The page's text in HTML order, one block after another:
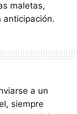
maletas,
anticipación.
a un
siempre